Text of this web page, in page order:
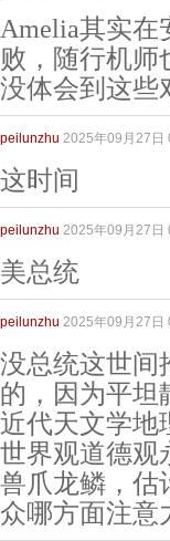
Amelia其实
败，随行机师
没体会到这些
peilunzhu 2025年09月27日
这时间
peilunzhu 2025年09月27日
美总统
peilunzhu 2025年09月27日
没总统这世间
的，因为平坦
近代天文学地
世界观道德观
兽爪龙鳞，估
众哪方面注意